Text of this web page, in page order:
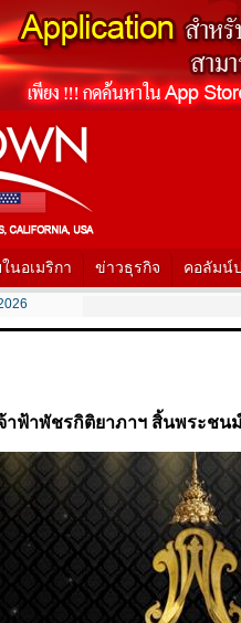
นอเมริกา ข่าวธุรกิจ คอลัมน์
จ้าฟ้าพัชรกิติยาภาฯ สิ้นพระชนม์